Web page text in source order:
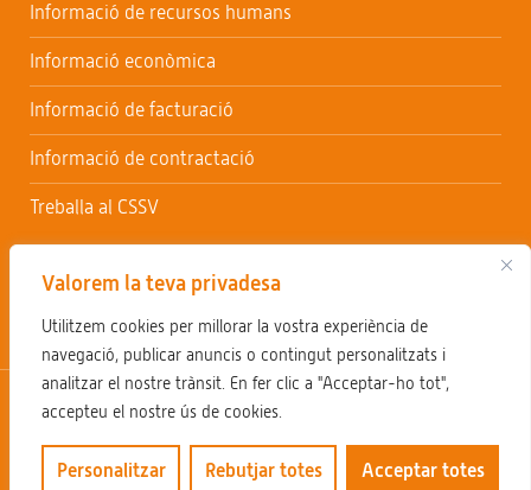
Valorem la teva privadesa
Utilitzem cookies per millorar la vostra experiència de
navegació, publicar anuncis o contingut personalitzats i
analitzar el nostre trànsit. En fer clic a "Acceptar-ho tot",
accepteu el nostre ús de cookies.
Personalitzar Rebutjar totes Acceptar totes
Informació de recursos humans
Informació econòmica
Informació de facturació
Informació de contractació
Treballa al CSSV
Avís legal Política de privacitat Política de cookies
Sol·licitar accés informació pública